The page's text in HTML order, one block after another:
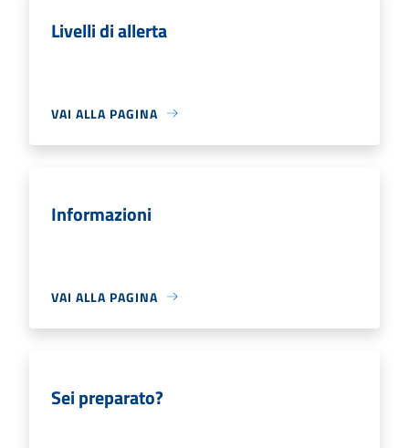
Livelli di allerta
VAI ALLA PAGINA
Informazioni
VAI ALLA PAGINA
Sei preparato?